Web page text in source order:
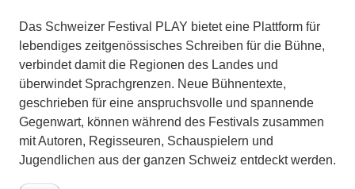
Das Schweizer Festival PLAY bietet eine Plattform für
lebendiges zeitgenössisches Schreiben für die Bühne,
verbindet damit die Regionen des Landes und
überwindet Sprachgrenzen. Neue Bühnentexte,
geschrieben für eine anspruchsvolle und spannende
Gegenwart, können während des Festivals zusammen
mit Autoren, Regisseuren, Schauspielern und
Jugendlichen aus der ganzen Schweiz entdeckt werden.